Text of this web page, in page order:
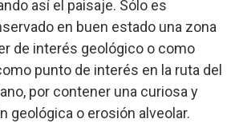
así el paisaje. Sólo es
en buen estado una zona
de interés geológico o como
punto de interés en la ruta del
por contener una curiosa y
geológica o erosión alveolar.